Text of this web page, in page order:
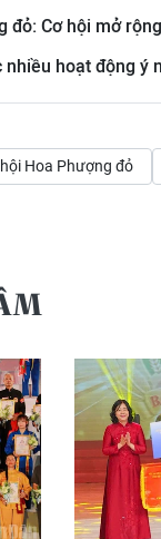
đỏ: Cơ hội mở
nhiều hoạt động ý
Hoa Phượng đỏ